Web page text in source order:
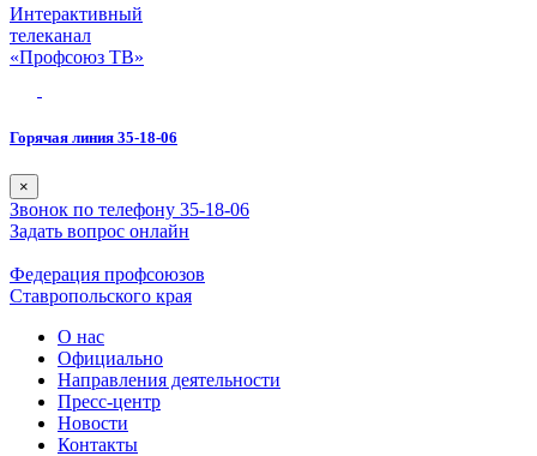
Интерактивный
телеканал
«Профсоюз ТВ»
Горячая линия 35-18-06
×
Звонок по телефону 35-18-06
Задать вопрос онлайн
Федерация профсоюзов
Ставропольского края
О нас
Официально
Направления деятельности
Пресс-центр
Новости
Контакты